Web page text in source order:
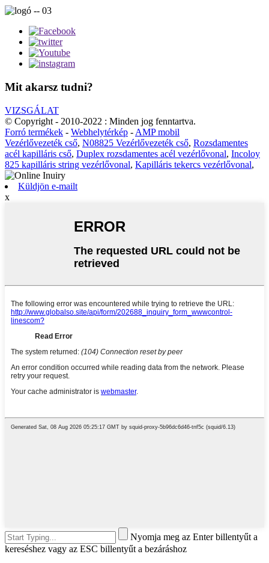
Mit akarsz tudni?
VIZSGÁLAT
© Copyright - 2010-2022 : Minden jog fenntartva.
Forró termékek - Webhelytérkép - AMP mobil
Vezérlővezeték cső, N08825 Vezérlővezeték cső, Rozsdamentes
acél kapilláris cső, Duplex rozsdamentes acél vezérlővonal, Incoloy
825 kapilláris string vezérlővonal, Kapilláris tekercs vezérlővonal,
Küldjön e-mailt
x
Nyomja meg az Enter billentyűt a
kereséshez vagy az ESC billentyűt a bezáráshoz